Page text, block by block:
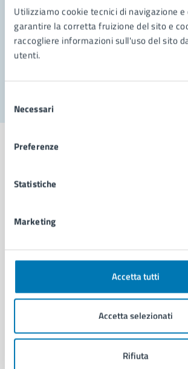
Utilizziamo cookie tecnici di navigazione
garantire la corretta fruizione del sito e
raccogliere informazioni sull'uso del sito
utenti.
delNecessari
Preferenze
Statistiche
Marketing
Accetta tutti
Accetta selezionati
Rifiuta
Prenota appuntamento
Problemi in città
Comune di Napoli
AMMINISTRAZIONE
Organi di governo
Enti e fondazioni
Personale amministrativo
Intranet, posta aziendale e protocollo